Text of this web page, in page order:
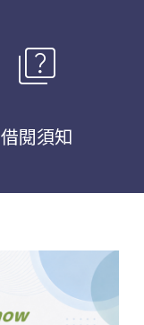
quiz
借閱須知